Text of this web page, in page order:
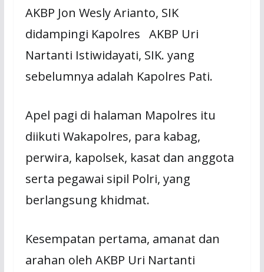
AKBP Jon Wesly Arianto, SIK
didampingi Kapolres AKBP Uri
Nartanti Istiwidayati, SIK. yang
sebelumnya adalah Kapolres Pati.
Apel pagi di halaman Mapolres itu
diikuti Wakapolres, para kabag,
perwira, kapolsek, kasat dan anggota
serta pegawai sipil Polri, yang
berlangsung khidmat.
Kesempatan pertama, amanat dan
arahan oleh AKBP Uri Nartanti